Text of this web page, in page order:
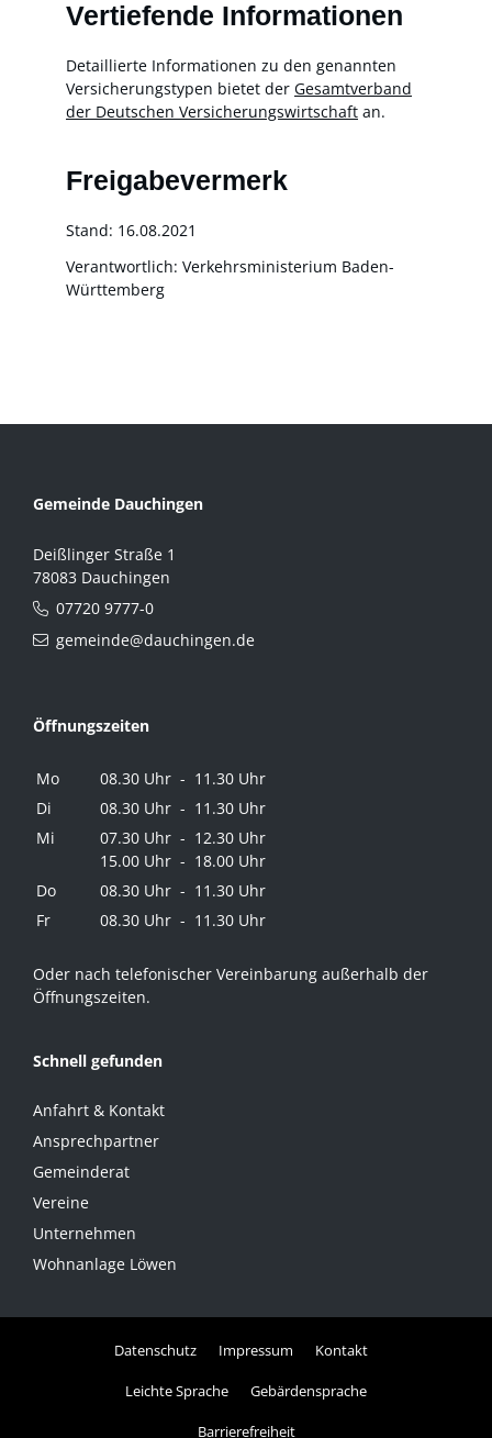
Vertiefende Informationen
Detaillierte Informationen zu den genannten
Versicherungstypen bietet der Gesamtverband
der Deutschen Versicherungswirtschaft an.
Freigabevermerk
Stand: 16.08.2021
Verantwortlich: Verkehrsministerium Baden-
Württemberg
Gemeinde Dauchingen
Deißlinger Straße 1
78083 Dauchingen
07720 9777-0
gemeinde@dauchingen.de
Öffnungszeiten
Mo
08.30 Uhr - 11.30 Uhr
Di
08.30 Uhr - 11.30 Uhr
Mi
07.30 Uhr - 12.30 Uhr
15.00 Uhr - 18.00 Uhr
Do
08.30 Uhr - 11.30 Uhr
Fr
08.30 Uhr - 11.30 Uhr
Oder nach telefonischer Vereinbarung außerhalb der
Öffnungszeiten.
Schnell gefunden
Anfahrt & Kontakt
Ansprechpartner
Gemeinderat
Vereine
Unternehmen
Wohnanlage Löwen
Datenschutz Impressum Kontakt
Leichte Sprache Gebärdensprache
Barrierefreiheit